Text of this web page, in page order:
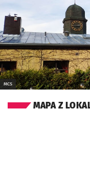
MCS
MAPA Z